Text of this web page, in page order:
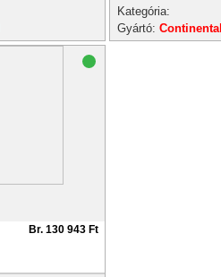
Kategória:
Gyártó: Continental
Br. 130 943 Ft